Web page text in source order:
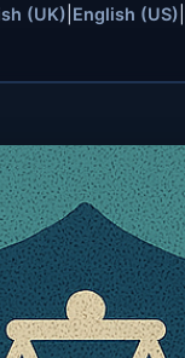
(UK) English (US)